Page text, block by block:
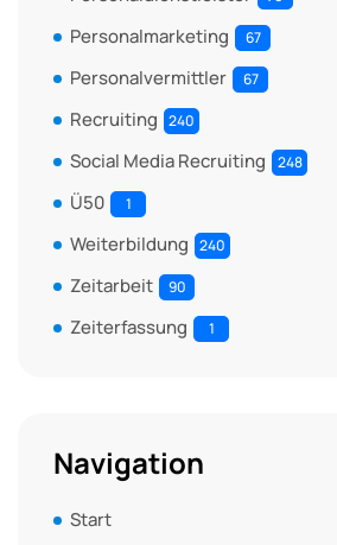
Personalmarketing 67
Personalvermittler 67
Recruiting 240
Social Media Recruiting 248
Ü50 1
Weiterbildung 240
Zeitarbeit 90
Zeiterfassung 1
Navigation
Start